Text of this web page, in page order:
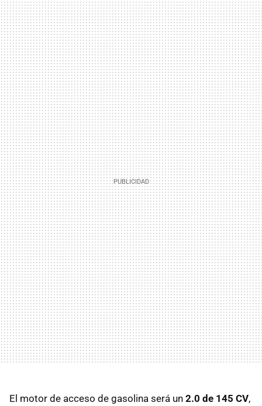
El motor de acceso de gasolina será un 2.0 de 145 CV,